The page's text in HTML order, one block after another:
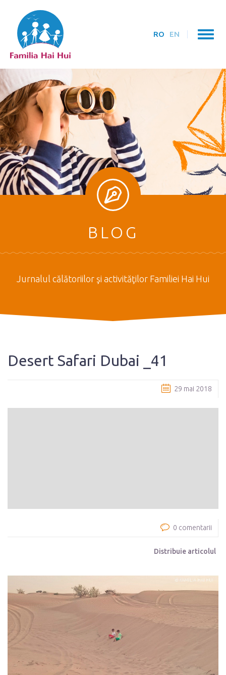
RO EN
BLOG
Jurnalul călătoriilor şi activităţilor Familiei Hai Hui
Desert Safari Dubai _41
29 mai 2018
0 comentarii
Distribuie articolul